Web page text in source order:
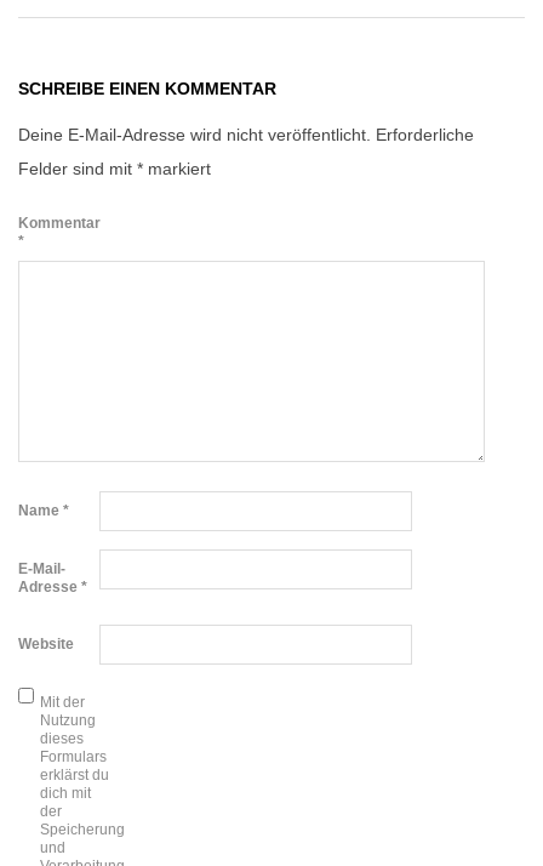
SCHREIBE EINEN KOMMENTAR
Deine E-Mail-Adresse wird nicht veröffentlicht. Erforderliche
Felder sind mit * markiert
Kommentar
*
Name *
E-Mail-
Adresse *
Website
Mit der
Nutzung
dieses
Formulars
erklärst du
dich mit
der
Speicherung
und